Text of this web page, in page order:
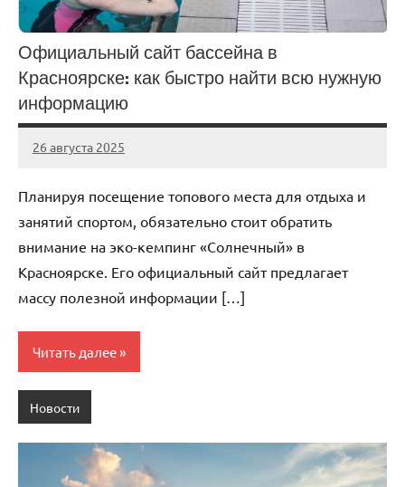
Официальный сайт бассейна в
Красноярске: как быстро найти всю нужную
информацию
26 августа 2025
Avtor
Нет
Планируя посещение топового места для отдыха и
занятий спортом, обязательно стоит обратить
внимание на эко-кемпинг «Солнечный» в
Красноярске. Его официальный сайт предлагает
массу полезной информации […]
Читать далее
Новости